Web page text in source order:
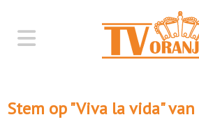
Stem op "Viva la vida" van